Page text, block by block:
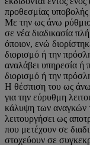
προθεσμίας
Με την ως άνω
σε νέα διαδικασία
όποιον, ενώ
διορισμό ή την
αναλάβει υπηρεσία ή
διορισμό ή την
Η θέσπιση του ως
για την εύρυθμη
κάλυψη των αναγκών
λειτουργήσει ως
που μετέχουν σε
στοχεύουν σε